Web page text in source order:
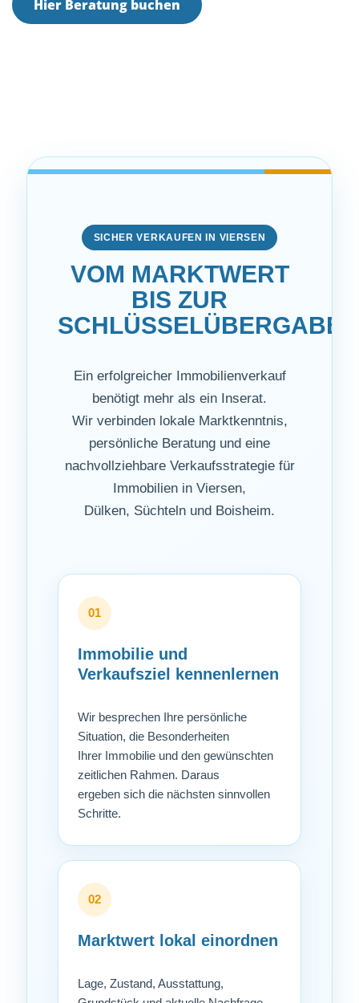
Hier Beratung buchen
SICHER VERKAUFEN IN VIERSEN
VOM MARKTWERT
BIS ZUR
SCHLÜSSELÜBERGABE
Ein erfolgreicher Immobilienverkauf
benötigt mehr als ein Inserat.
Wir verbinden lokale Marktkenntnis,
persönliche Beratung und eine
nachvollziehbare Verkaufsstrategie für
Immobilien in Viersen,
Dülken, Süchteln und Boisheim.
01
Immobilie und
Verkaufsziel kennenlernen
Wir besprechen Ihre persönliche
Situation, die Besonderheiten
Ihrer Immobilie und den gewünschten
zeitlichen Rahmen. Daraus
ergeben sich die nächsten sinnvollen
Schritte.
02
Marktwert lokal einordnen
Lage, Zustand, Ausstattung,